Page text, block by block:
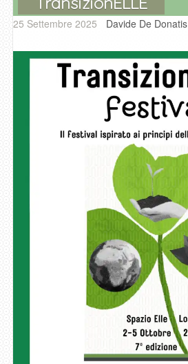
25 Settembre 2025 Davide De Donatis